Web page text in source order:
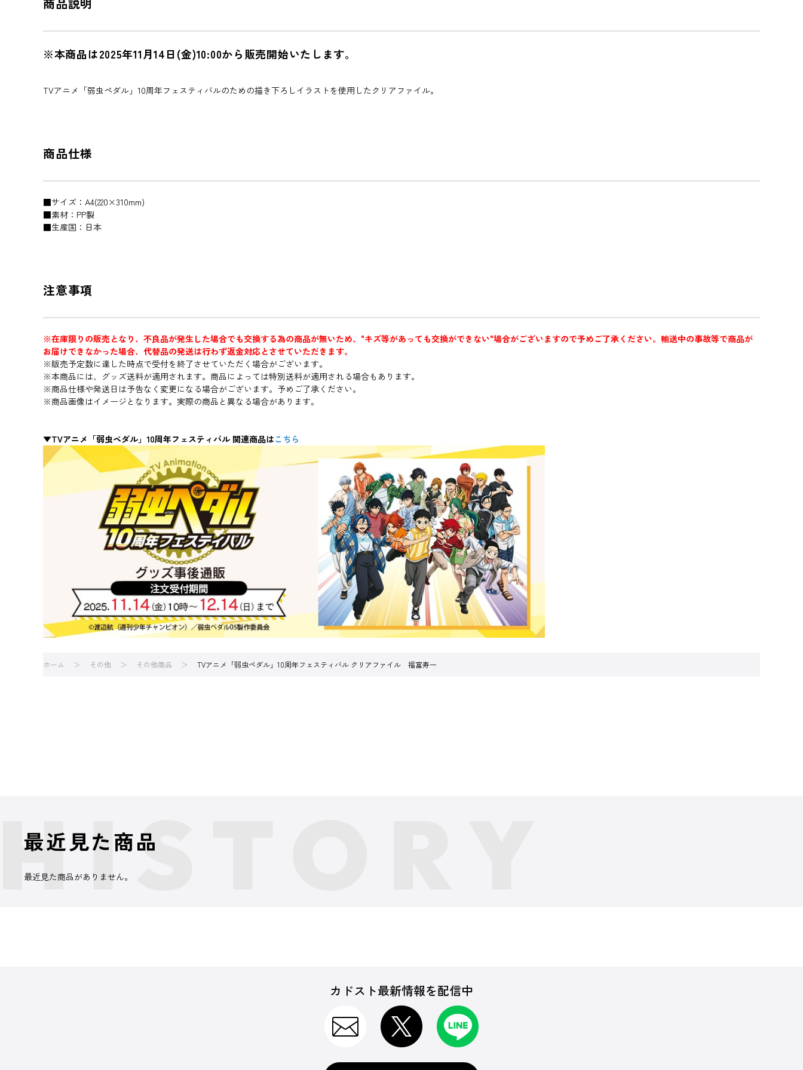
※本商品は2025年11月14日(金)10:00から販売開始いたします。
TVアニメ「弱虫ペダル」10周年フェスティバルのための描き下ろしイラストを使用したクリアファイル。
商品仕様
■サイズ：A4(220×310mm)
■素材：PP製
■生産国：日本
注意事項
※在庫限りの販売となり、不良品が発生した場合でも交換する為の商品が無いため、"キズ等があっても交換ができない"場合がございますので予めご了承ください。輸送中の事故等で商品が
お届けできなかった場合、代替品の発送は行わず返金対応とさせていただきます。
※販売予定数に達した時点で受付を終了させていただく場合がございます。
※本商品には、グッズ送料が適用されます。商品によっては特別送料が適用される場合もあります。
※商品仕様や発送日は予告なく変更になる場合がございます。予めご了承ください。
※商品画像はイメージとなります。実際の商品と異なる場合があります。
▼TVアニメ「弱虫ペダル」10周年フェスティバル 関連商品はこちら
ホーム その他 その他商品 TVアニメ「弱虫ペダル」10周年フェスティバル クリアファイル 福富寿一
最近見た商品
最近見た商品がありません。
カドスト最新情報を配信中